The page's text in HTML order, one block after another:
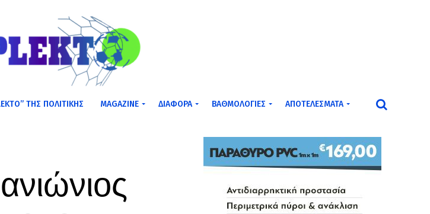
ΤΗΣ ΠΟΛΙΤΙΚΗΣ MAGAZINE ΔΙΆΦΟΡΑ ΒΑΘΜΟΛΟΓΊΕΣ ΑΠΟΤΕΛΈΣΜΑΤΑ